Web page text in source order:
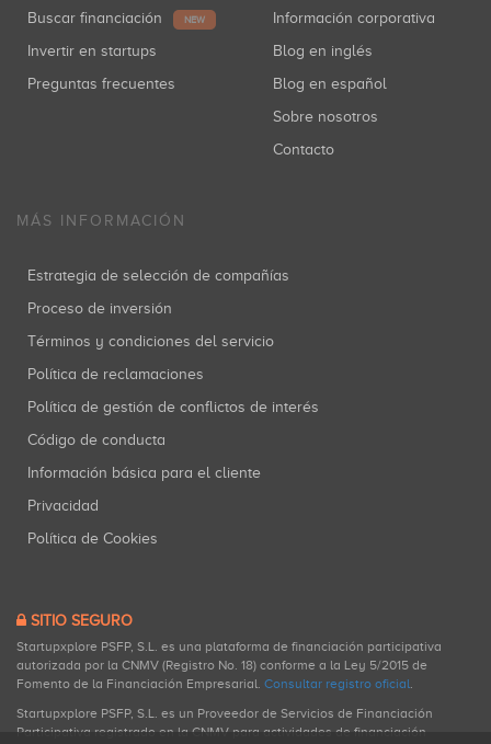
Buscar financiación NEW
Invertir en startups
Preguntas frecuentes
Información corporativa
Blog en inglés
Blog en español
Sobre nosotros
Contacto
MÁS INFORMACIÓN
Estrategia de selección de compañías
Proceso de inversión
Términos y condiciones del servicio
Política de reclamaciones
Política de gestión de conflictos de interés
Código de conducta
Información básica para el cliente
Privacidad
Política de Cookies
SITIO SEGURO
Startupxplore PSFP, S.L. es una plataforma de financiación participativa
autorizada por la CNMV (Registro No. 18) conforme a la Ley 5/2015 de
Fomento de la Financiación Empresarial. Consultar registro oficial.
Startupxplore PSFP, S.L. es un Proveedor de Servicios de Financiación
Participativa registrado en la CNMV para actividades de financiación